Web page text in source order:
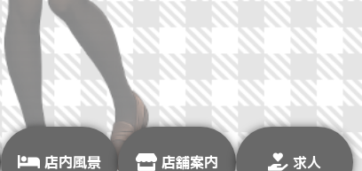
店内風景 店舗案内 求人